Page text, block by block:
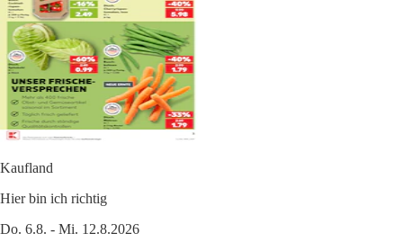
Kaufland
Hier bin ich richtig
Do. 6.8. - Mi. 12.8.2026